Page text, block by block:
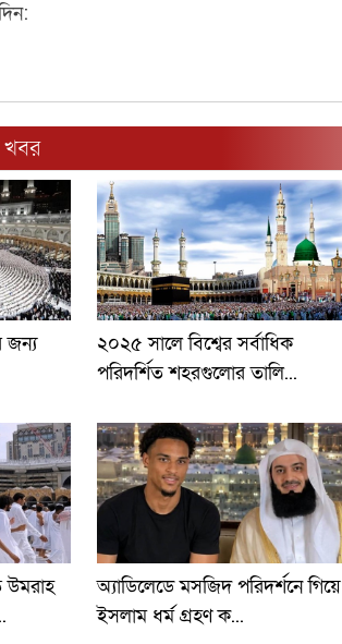
খবর
জন্য
২০২৫ সালে বিশ্বের সর্বাধিক
পরিদর্শিত শহরগুলোর তালি...
উমরাহ
অ্যাডিলেডে মসজিদ পরিদর্শনে গিয়ে
ইসলাম ধর্ম গ্রহণ ক...